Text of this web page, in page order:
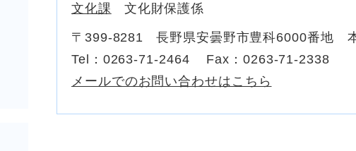
文化課 文化財保護係
〒399-8281
長野県安曇野市豊科6000番地
Tel：0263-71-2464
Fax：0263-71-2338
メールでのお問い合わせはこちら